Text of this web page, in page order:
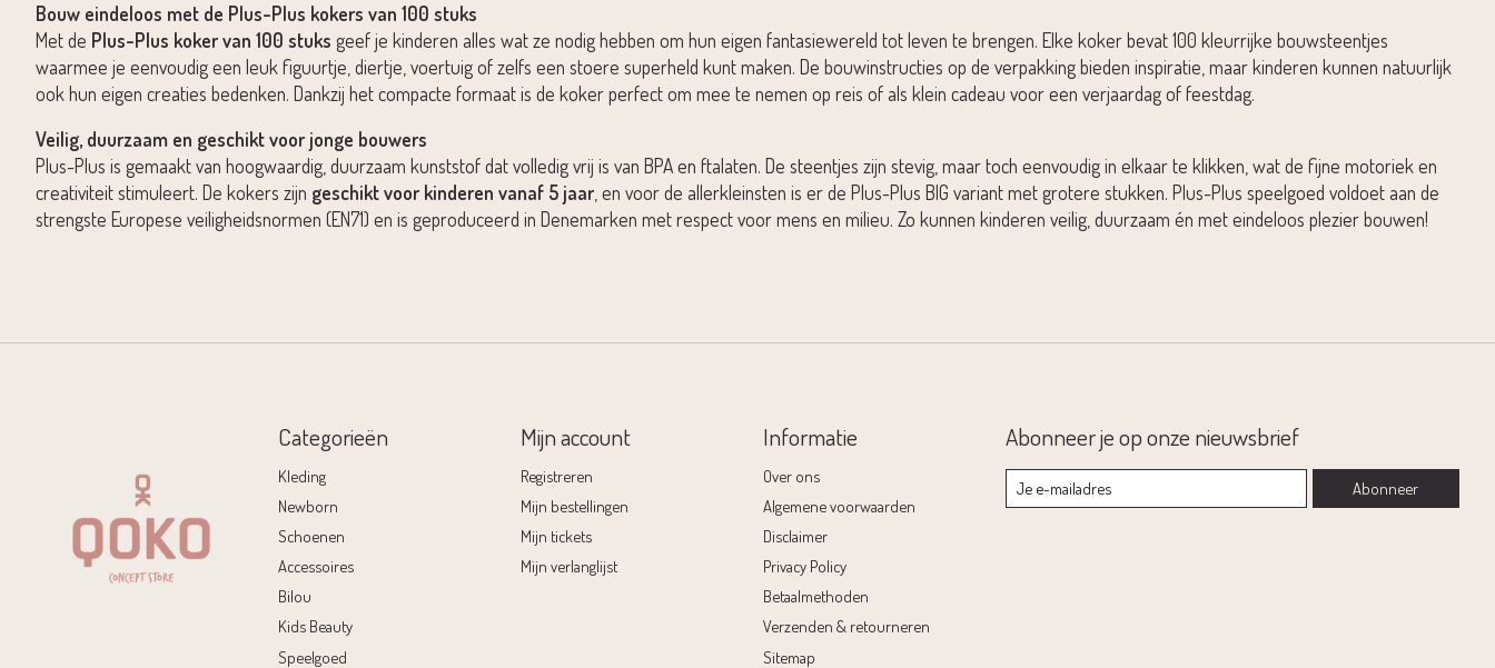
Bouw eindeloos met de Plus-Plus kokers van 100 stuks
Met de Plus-Plus koker van 100 stuks geef je kinderen alles wat ze nodig hebben om hun eigen fantasiewereld tot leven te brengen. Elke koker bevat 100 kleurrijke bouwsteentjes
waarmee je eenvoudig een leuk figuurtje, diertje, voertuig of zelfs een stoere superheld kunt maken. De bouwinstructies op de verpakking bieden inspiratie, maar kinderen kunnen natuurlijk
ook hun eigen creaties bedenken. Dankzij het compacte formaat is de koker perfect om mee te nemen op reis of als klein cadeau voor een verjaardag of feestdag.
Veilig, duurzaam en geschikt voor jonge bouwers
Plus-Plus is gemaakt van hoogwaardig, duurzaam kunststof dat volledig vrij is van BPA en ftalaten. De steentjes zijn stevig, maar toch eenvoudig in elkaar te klikken, wat de fijne motoriek en
creativiteit stimuleert. De kokers zijn geschikt voor kinderen vanaf 5 jaar , en voor de allerkleinsten is er de Plus-Plus BIG variant met grotere stukken. Plus-Plus speelgoed voldoet aan de
strengste Europese veiligheidsnormen (EN71) en is geproduceerd in Denemarken met respect voor mens en milieu. Zo kunnen kinderen veilig, duurzaam én met eindeloos plezier bouwen!
Categorieën
Kleding
Newborn
Schoenen
Accessoires
Bilou
Kids Beauty
Speelgoed
Mijn account
Registreren
Mijn bestellingen
Mijn tickets
Mijn verlanglijst
Informatie
Over ons
Algemene voorwaarden
Disclaimer
Privacy Policy
Betaalmethoden
Verzenden & retourneren
Sitemap
Abonneer je op onze nieuwsbrief
Abonneer